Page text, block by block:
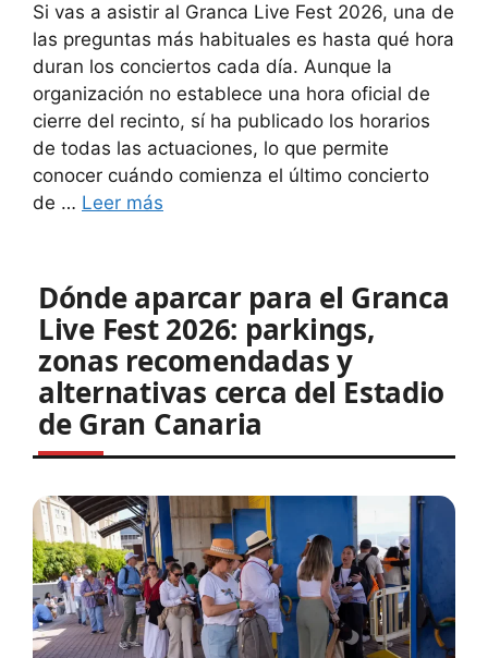
Si vas a asistir al Granca Live Fest 2026, una de
las preguntas más habituales es hasta qué hora
duran los conciertos cada día. Aunque la
organización no establece una hora oficial de
cierre del recinto, sí ha publicado los horarios
de todas las actuaciones, lo que permite
conocer cuándo comienza el último concierto
de … Leer más
Dónde aparcar para el Granca
Live Fest 2026: parkings,
zonas recomendadas y
alternativas cerca del Estadio
de Gran Canaria